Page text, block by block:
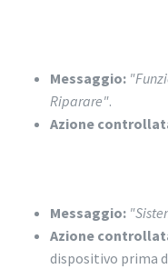
Messaggio:
Riparare".
Azione
Messaggio:
Azione
dispositivo prima